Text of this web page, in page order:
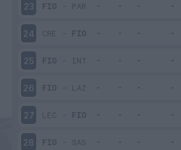
23 FIO - PAR
24 CRE - FIO
25 FIO - INT
26 FIO - LAZ
27 LEC - FIO
28 FIO - SAS